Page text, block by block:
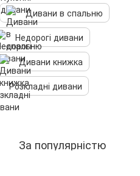
Дивани в спальню
Недорогі дивани
Дивани книжка
Розкладні дивани
За популярністю